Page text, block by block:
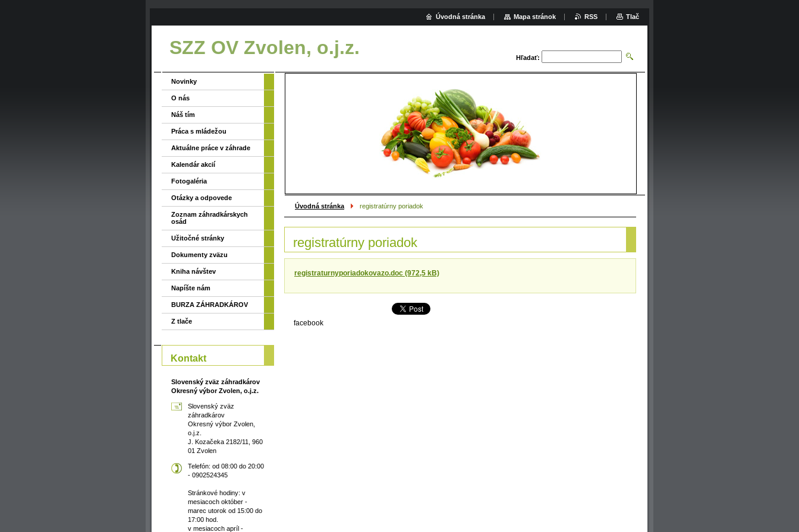
SZZ OV Zvolen, o.j.z. Hľadať:
Úvodná stránka registratúrny poriadok
registratúrny poriadok
registraturnyporiadokovazo.doc (972,5 kB)
facebook
Novinky
O nás
Náš tím
Práca s mládežou
Aktuálne práce v záhrade
Kalendár akcií
Fotogaléria
Otázky a odpovede
Zoznam záhradkárskych
osád
Užitočné stránky
Dokumenty zväzu
Kniha návštev
Napíšte nám
BURZA ZÁHRADKÁROV
Z tlače
Kontakt
Slovenský zväz záhradkárov
Okresný výbor Zvolen, o.j.z.
Slovenský zväz
záhradkárov
Okresný výbor Zvolen,
o.j.z.
J. Kozačeka 2182/11, 960
01 Zvolen
Telefón: od 08:00 do 20:00
- 0902524345
Stránkové hodiny: v
mesiacoch október -
marec utorok od 15:00 do
17:00 hod.
v mesiacoch apríl -
Úvodná stránka Mapa stránok RSS Tlač